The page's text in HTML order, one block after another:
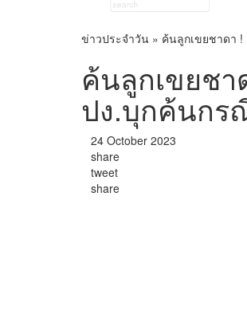
ข่าวประจำวัน » ค้นลูกเขยชาดา !
ค้นลูกเขยชา
ปง.บุกค้นกร
24 October 2023
share
tweet
share